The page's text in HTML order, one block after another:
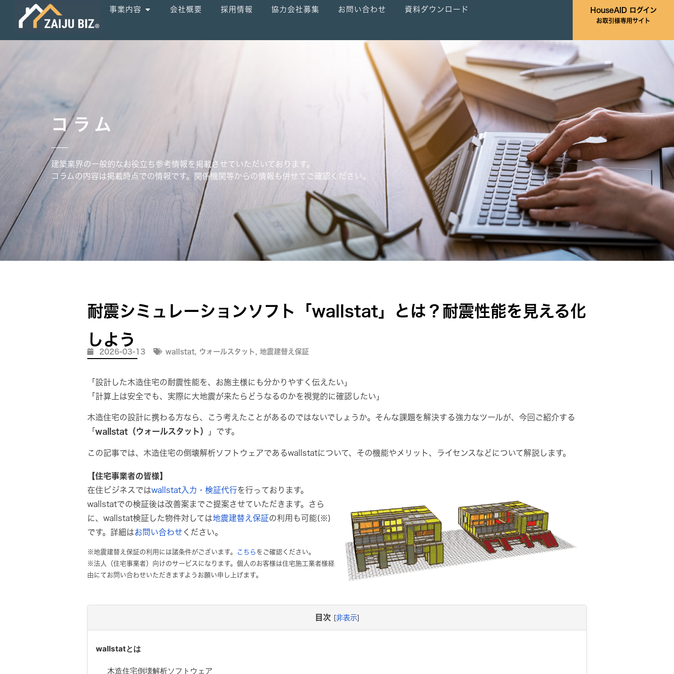
事業内容 会社概要 採用情報 協力会社募集 お問い合わせ 資料ダウンロード HouseAID ログイン
お取引様専用サイト
コラム
建築業界の一般的なお役立ち参考情報を掲載させていただいております。
コラムの内容は掲載時点での情報です。関係機関等からの情報も併せてご確認ください。
耐震シミュレーションソフト「wallstat」とは？耐震性能を見える化
しよう
2026-03-13 wallstat ウォールスタット 地震建替え保証
「設計した木造住宅の耐震性能を、お施主様にも分かりやすく伝えたい」
「計算上は安全でも、実際に大地震が来たらどうなるのかを視覚的に確認したい」
木造住宅の設計に携わる方なら、こう考えたことがあるのではないでしょうか。そんな課題を解決する強力なツールが、今回ご紹介する
「 wallstat（ウォールスタット） 」です。
この記事では、木造住宅の倒壊解析ソフトウェアであるwallstatについて、その機能やメリット、ライセンスなどについて解説します。
【住宅事業者の皆様】
在住ビジネスではwallstat入力・検証代行を行っております。
wallstatでの検証後は改善案までご提案させていただきます。さら
に、wallstat検証した物件対しては地震建替え保証の利用も可能(※)
です。詳細はお問い合わせ ください。
※地震建替え保証の利用には諸条件がございます。 こちら をご確認ください。
※法人（住宅事業者）向けのサービスになります。個人のお客様は住宅施工業者様経
由にてお問い合わせいただきますようお願い申し上げます。
目次 [非表示]
wallstatとは
木造住宅倒壊解析ソフトウェア